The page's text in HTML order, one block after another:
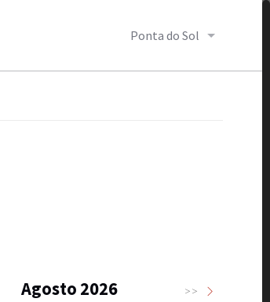
Ponta do Sol
Agosto 2026 >>